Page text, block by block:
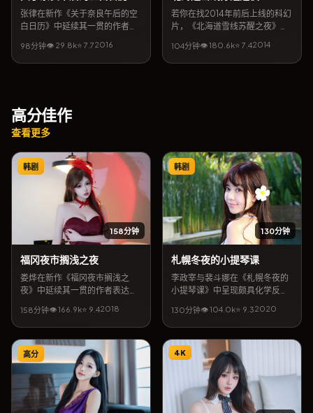
张律在新作《关于奈良午后的空
白日历》中延续其一贯的作者表
外壳，探讨信任与救赎。孙俪、
金高银领衔主演，10月10日起可
景」「张律作品」。
98分钟👁 29.8k⭐ 7.72016
若你在找2014年前后上线的科幻
片，《北海道雪线苏醒之夜》值
宋康昊、孙俪等共同完成，上映
档期5月1日。简介层面，本片将
104分钟👁180.6k⭐ 7.42014
高分佳作
查看更多
158分钟
韩剧
福冈夜市搁浅之夜
娄烨在新作《福冈夜市搁浅之
夜》中延续其一贯的作者表达：
壳，探讨信任与救赎。易烊千
玺、孙艺珍领衔主演，11月1日起
可在网络平台收看全片。影片口
碑强调视听质感与人文关怀，关
键词包含「战争电影」「韩国取
景」「娄烨作品」。
158分钟👁166.9k⭐ 9.42018
130分钟
韩剧
札幌冬夜的小提琴课
李政宰与裴斗娜在《札幌冬夜的
小提琴课》中呈现颇具化学反应
市景观为背景，包裹一则关于遗
忘与重逢的故事。类型标签以文
艺为主，2020年6月20日释出
后常被影评提及「镜头克制、情
绪浓烈」。若关注日韩及华语合
拍脉络，本片亦出现在相关专题
推荐列表中。
130分钟👁104.0k⭐ 9.32020
高分 4K